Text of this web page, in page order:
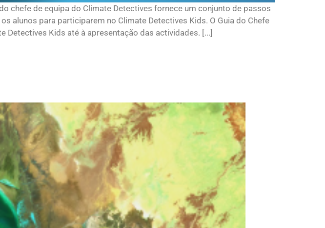
chefe de equipa do Climate Detectives fornece um conjunto de passos
alunos para participarem no Climate Detectives Kids. O Guia do Chefe
Kids até à apresentação das actividades. [...]